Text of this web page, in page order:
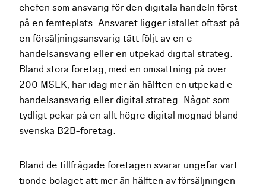
chefen som ansvarig för den digitala handeln först
på en femteplats. Ansvaret ligger istället oftast på
en försäljningsansvarig tätt följt av en e-
handelsansvarig eller en utpekad digital strateg.
Bland stora företag, med en omsättning på över
200 MSEK, har idag mer än hälften en utpekad e-
handelsansvarig eller digital strateg. Något som
tydligt pekar på en allt högre digital mognad bland
svenska B2B-företag.
Bland de tillfrågade företagen svarar ungefär vart
tionde bolaget att mer än hälften av försäljningen